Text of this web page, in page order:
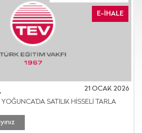
E-İHALE
21 OCAK 2026
YOĞUNCA'DA SATILIK HİSSELİ TARLA